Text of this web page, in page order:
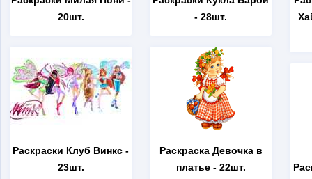
20шт.
Раскраски Клуб Винкс -
23шт.
- 28шт.
Раскраска Девочка в
платье- 22шт.